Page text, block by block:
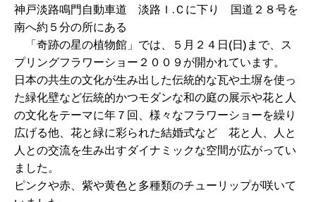
神戸淡路鳴門自動車道 淡路Ｉ.Ｃに下り 国道２８号を
南へ約５分の所にある
「奇跡の星の植物館」では、５月２４日(日)まで、ス
プリングフラワーショー２００９が開かれています。
日本の共生の文化が生み出した伝統的な瓦や土塀を使っ
た緑化壁など伝統的かつモダンな和の庭の展示や花と人
の文化をテーマに年７回、様々なフラワーショーを繰り
広げる他、花と緑に彩られた結婚式など 花と人、人と
人との交流を生み出すダイナミックな空間が広がってい
ました。
ピンクや赤、紫や黄色と多種類のチューリップが咲いて